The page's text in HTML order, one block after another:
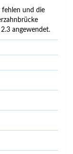
fehlen und die
angewendet.